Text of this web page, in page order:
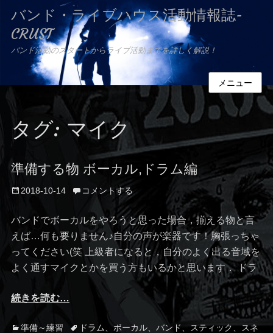
バンド・ライブハウス活動情報誌-
CRUST
バンド活動のスタートからライブ活動までを詳しく解説！
メニュー
タグ: マイク
準備する物 ボーカル,ドラム編
投
日
2018-10-14 コメントする
バンドでボーカルをやろうと思った場合，揃える物と言
えば…何も要りません♪自分の声が楽器です！胸張っちゃ
ってください(笑 上級者になると，自分のよく出る音域を
よく通すマイクとかを買う方もいるかと思います． ドラ
続きを読む…
カ準備～練習
タ ドラム ボーカル、 バンド スティック、スネ